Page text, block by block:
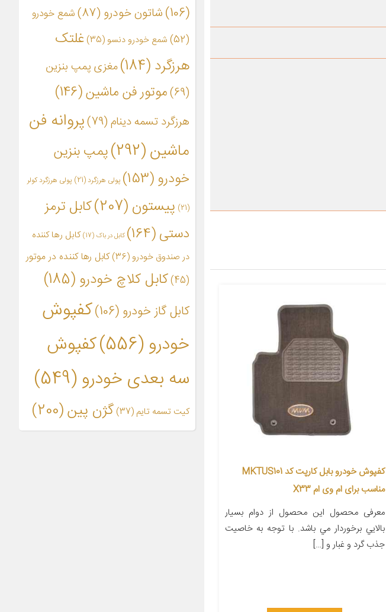
کفپوش خودرو بابل کارپت کد MKTUS101
مناسب برای ام وی ام X33
معرفی محصول این محصول از دوام بسيار
بالايي برخوردار مي باشد. با توجه به خاصيت
جذب گرد و غبار و […]
(106)
شاتون خودرو (87)
شمع خودرو
(52)
شمع خودرو دنسو (35)
غلتک
هرزگرد (184)
مغزی پمپ بنزین
(69)
موتور فن ماشین(146)
هرزگرد تسمه دینام(79)
پروانه فن
ماشین(292)
پمپ بنزین
خودرو(153) پولی هرزگرد(21) پولی هرزگرد کولر
(21) پیستون (207)
کابل ترمز
دستی(164) کابل در باک (17)
کابل رها کننده
در صندوق خودرو (36)
کابل رها کننده در موتور
(45)
کابل کلاچ خودرو (185)
کابل گاز خودرو (106)
کفپوش
خودرو(556)
کفپوش
سه بعدی خودرو(549)
کیت تسمه تایم (37) گژن پین(200)